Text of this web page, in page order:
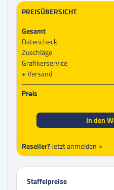
PREISÜBERSICHT
Gesamt
Datencheck
Zuschläge
Grafikerservice
Versand
Preis
In den
Reseller?Jetzt anmelden >
Staffelpreise